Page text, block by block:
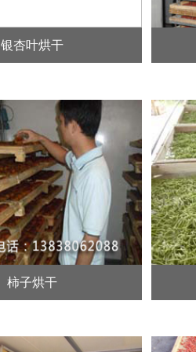
银杏叶烘干
柿子烘干